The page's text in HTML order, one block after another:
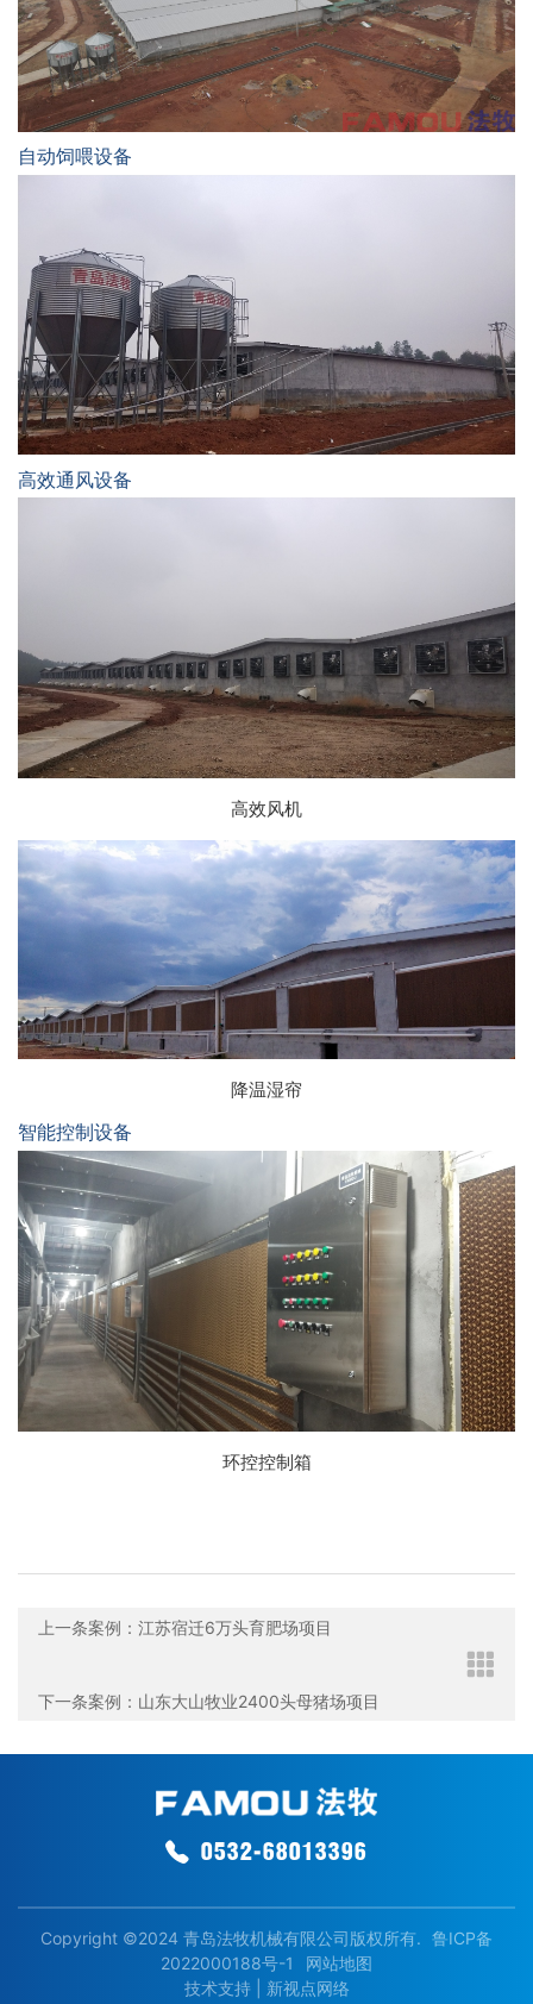
自动饲喂设备
高效通风设备
高效风机
降温湿帘
智能控制设备
环控控制箱
上一条案例：江苏宿迁6万头育肥场项目
下一条案例：山东大山牧业2400头母猪场项目
0532-68013396
Copyright ©2024 青岛法牧机械有限公司版权所有.
鲁ICP备
2022000188号-1
网站地图
技术支持 | 新视点网络